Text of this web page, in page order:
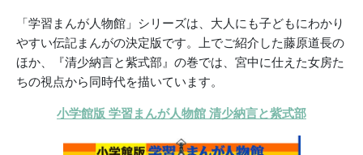
「学習まんが人物館」シリーズは、大人にも子どもにわかり
やすい伝記まんがの決定版です。上でご紹介した藤原道長の
ほか、『清少納言と紫式部』の巻では、宮中に仕えた女房た
ちの視点から同時代を描いています。
小学館版 学習まんが人物館 清少納言と紫式部